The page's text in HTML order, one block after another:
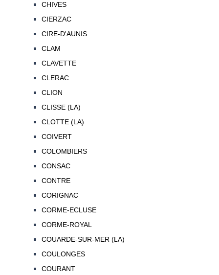
CHIVES
CIERZAC
CIRE-D'AUNIS
CLAM
CLAVETTE
CLERAC
CLION
CLISSE (LA)
CLOTTE (LA)
COIVERT
COLOMBIERS
CONSAC
CONTRE
CORIGNAC
CORME-ECLUSE
CORME-ROYAL
COUARDE-SUR-MER (LA)
COULONGES
COURANT